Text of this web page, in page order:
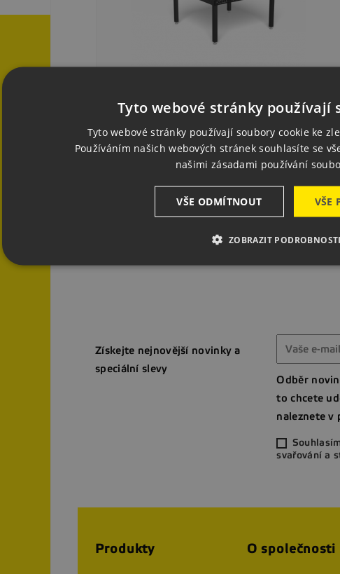
[160050.X7D] Svařovací Stůl Professional
Extreme 8.7 1500x1500x100...
Cena
79 880,00 Kč
Dodání 2–4 týdny
(96654,80 Kč s DPH)
Rychlý náhled
Získejte nejnovější novinky a
speciální slevy
Odběr
to chcete
naleznete v
svařování a
Produkty O společnosti
Tyto webové stránky používají
Tyto webové stránky používají soubory cookie ke
Používáním našich webových stránek souhlasíte se
našimi zásadami používání
VŠE
VŠE ODMÍTNOUT
ZOBRAZIT PODROBNOSTI